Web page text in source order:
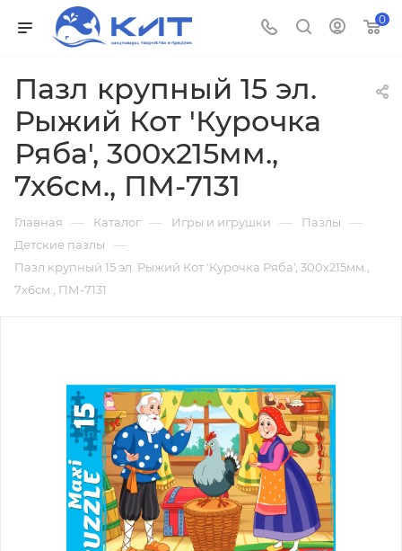
0
Пазл крупный 15 эл.
Рыжий Кот 'Курочка
Ряба', 300х215мм.,
7х6см., ПМ-7131
Главная — Каталог — Игры и игрушки — Пазлы —
Детские пазлы —
Пазл крупный 15 эл. Рыжий Кот 'Курочка Ряба', 300х215мм.,
7х6см., ПМ-7131